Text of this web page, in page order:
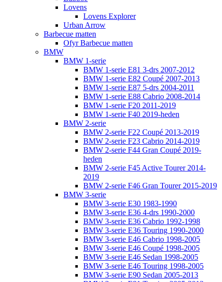
Lovens
Lovens Explorer
Urban Arrow
Barbecue matten
Ofyr Barbecue matten
BMW
BMW 1-serie
BMW 1-serie E81 3-drs 2007-2012
BMW 1-serie E82 Coupé 2007-2013
BMW 1-serie E87 5-drs 2004-2011
BMW 1-serie E88 Cabrio 2008-2014
BMW 1-serie F20 2011-2019
BMW 1-serie F40 2019-heden
BMW 2-serie
BMW 2-serie F22 Coupé 2013-2019
BMW 2-serie F23 Cabrio 2014-2019
BMW 2-serie F44 Gran Coupé 2019-
heden
BMW 2-serie F45 Active Tourer 2014-
2019
BMW 2-serie F46 Gran Tourer 2015-2019
BMW 3-serie
BMW 3-serie E30 1983-1990
BMW 3-serie E36 4-drs 1990-2000
BMW 3-serie E36 Cabrio 1992-1998
BMW 3-serie E36 Touring 1990-2000
BMW 3-serie E46 Cabrio 1998-2005
BMW 3-serie E46 Coupé 1998-2005
BMW 3-serie E46 Sedan 1998-2005
BMW 3-serie E46 Touring 1998-2005
BMW 3-serie E90 Sedan 2005-2013